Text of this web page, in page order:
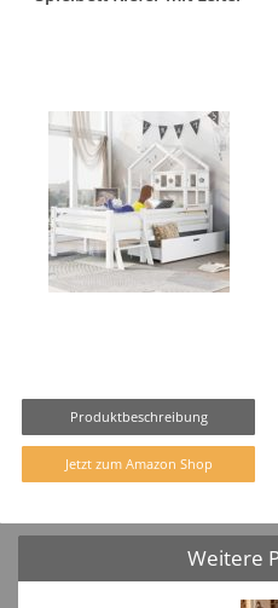
Produktbeschreibung
Jetzt zum Amazon Shop
Weitere